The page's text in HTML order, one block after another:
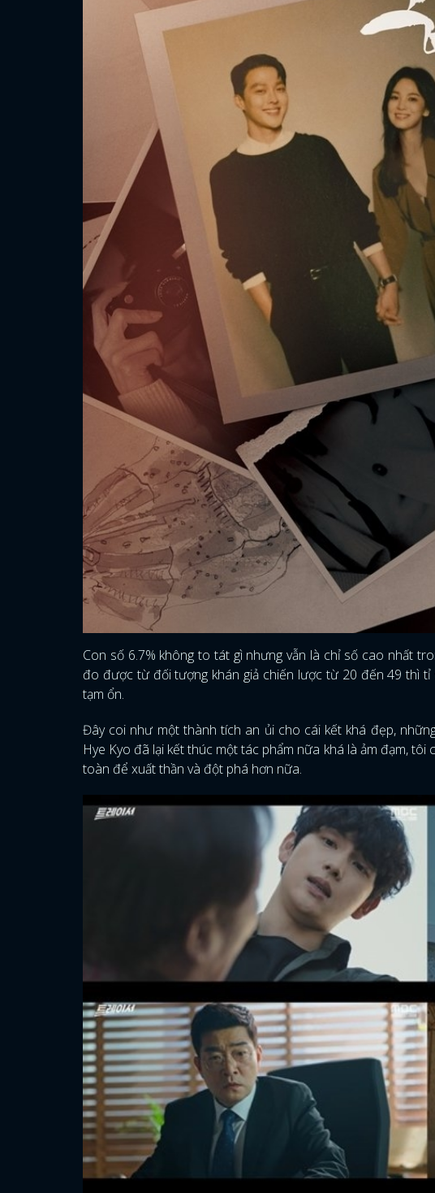
Con số 6.7% không to tát gì nhưng vẫn là chỉ số cao nhất
đo được từ đối tượng khán giả chiến lược từ 20 đến 49 thì
tạm ổn.
Đây coi như một thành tích an ủi cho cái kết khá đẹp,
Hye Kyo đã lại kết thúc một tác phẩm nữa khá là ảm đạm,
toàn để xuất thần và đột phá hơn nữa.